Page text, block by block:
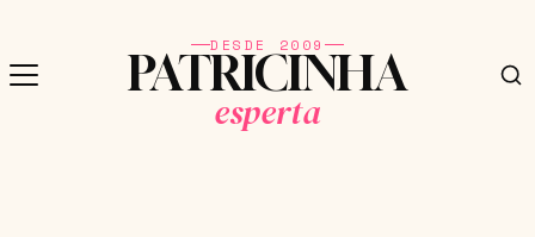
DESDE 2009
PATRICINHA
esperta